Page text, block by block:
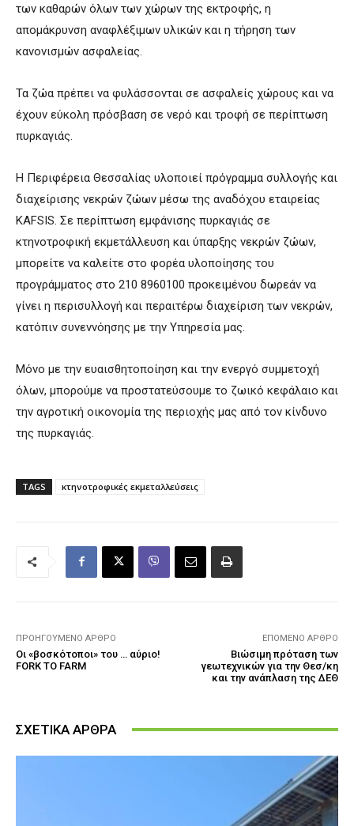
των καθαρών όλων των χώρων της εκτροφής, η
απομάκρυνση αναφλέξιμων υλικών και η τήρηση των
κανονισμών ασφαλείας.
Τα ζώα πρέπει να φυλάσσονται σε ασφαλείς χώρους και να
έχουν εύκολη πρόσβαση σε νερό και τροφή σε περίπτωση
πυρκαγιάς.
Η Περιφέρεια Θεσσαλίας υλοποιεί πρόγραμμα συλλογής και
διαχείρισης νεκρών ζώων μέσω της αναδόχου εταιρείας
KAFSIS. Σε περίπτωση εμφάνισης πυρκαγιάς σε
κτηνοτροφική εκμετάλλευση και ύπαρξης νεκρών ζώων,
μπορείτε να καλείτε στο φορέα υλοποίησης του
προγράμματος στο 210 8960100 προκειμένου δωρεάν να
γίνει η περισυλλογή και περαιτέρω διαχείριση των νεκρών,
κατόπιν συνεννόησης με την Υπηρεσία μας.
Μόνο με την ευαισθητοποίηση και την ενεργό συμμετοχή
όλων, μπορούμε να προστατεύσουμε το ζωικό κεφάλαιο και
την αγροτική οικονομία της περιοχής μας από τον κίνδυνο
της πυρκαγιάς.
TAGS κτηνοτροφικές εκμεταλλεύσεις
ΠΡΟΗΓΟΎΜΕΝΟ ΆΡΘΡΟ
Οι «βοσκότοποι» του … αύριο!
FORK TO FARM
ΕΠΌΜΕΝΟ ΆΡΘΡΟ
Βιώσιμη πρόταση των
γεωτεχνικών για την Θεσ/κη
και την ανάπλαση της ΔΕΘ
ΣΧΕΤΙΚΑ ΑΡΘΡΑ